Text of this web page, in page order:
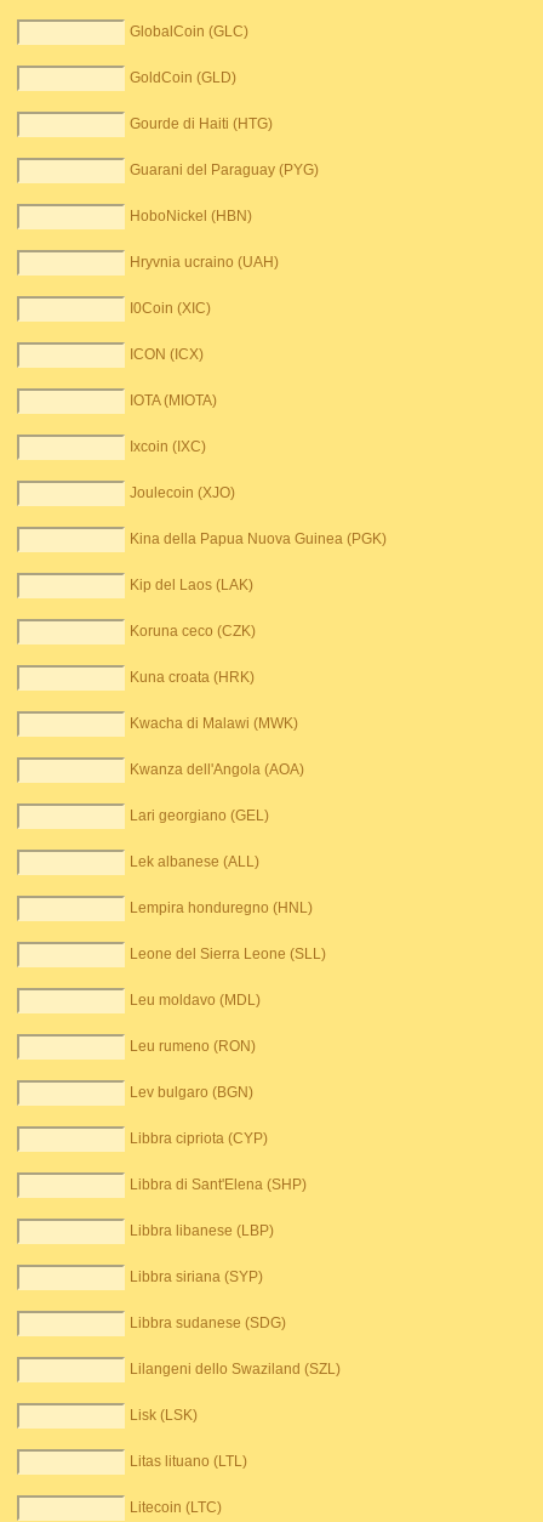
GlobalCoin (GLC)
GoldCoin (GLD)
Gourde di Haiti (HTG)
Guarani del Paraguay (PYG)
HoboNickel (HBN)
Hryvnia ucraino (UAH)
I0Coin (XIC)
ICON (ICX)
IOTA (MIOTA)
Ixcoin (IXC)
Joulecoin (XJO)
Kina della Papua Nuova Guinea (PGK)
Kip del Laos (LAK)
Koruna ceco (CZK)
Kuna croata (HRK)
Kwacha di Malawi (MWK)
Kwanza dell'Angola (AOA)
Lari georgiano (GEL)
Lek albanese (ALL)
Lempira honduregno (HNL)
Leone del Sierra Leone (SLL)
Leu moldavo (MDL)
Leu rumeno (RON)
Lev bulgaro (BGN)
Libbra cipriota (CYP)
Libbra di Sant'Elena (SHP)
Libbra libanese (LBP)
Libbra siriana (SYP)
Libbra sudanese (SDG)
Lilangeni dello Swaziland (SZL)
Lisk (LSK)
Litas lituano (LTL)
Litecoin (LTC)